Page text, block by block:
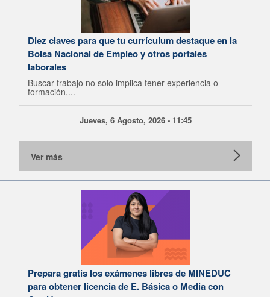
Diez claves para que tu currículum destaque en la
Bolsa Nacional de Empleo y otros portales
laborales
Buscar trabajo no solo implica tener experiencia o
formación,...
Jueves, 6 Agosto, 2026 - 11:45
Ver más
Prepara gratis los exámenes libres de MINEDUC
para obtener licencia de E. Básica o Media con